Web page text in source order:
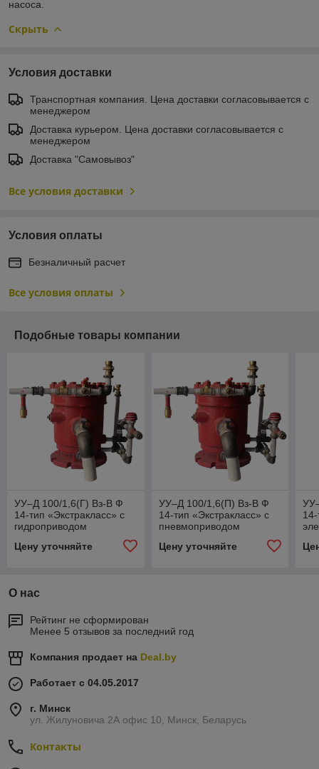
насоса.
Скрыть
Условия доставки
Транспортная компания. Цена доставки согласовывается с
менеджером
Доставка курьером. Цена доставки согласовывается с
менеджером
Доставка "Самовывоз"
Все условия доставки
Условия оплаты
Безналичный расчет
Все условия оплаты
Подобные товары компании
УУ–Д 100/1,6(Г) Вз-В Ф
14-тип «Экстракласс» с
гидроприводом
Цену уточняйте
УУ–Д 100/1,6(П) Вз-В Ф
14-тип «Экстракласс» с
пневмоприводом
Цену уточняйте
О нас
Рейтинг не сформирован
Менее 5 отзывов за последний год
Компания продает на Deal.by
Работает с 04.05.2017
г. Минск
ул. Жилуновича 2А офис 10, Минск, Беларусь
Контакты